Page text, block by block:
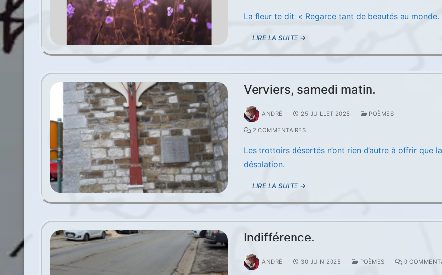
La fleur te dit: « Regarde tant de beautés au monde.
LIRE LA SUITE →
Verviers, samedi matin.
ANDRÉ - 25 JUILLET 2025 - POÈMES -
2 COMMENTAIRES
Les trottoirs désertés n’ont rien d’autre à offrir que la
désolation.
LIRE LA SUITE →
Indifférence.
ANDRÉ - 30 JUIN 2025 - POÈMES - 0